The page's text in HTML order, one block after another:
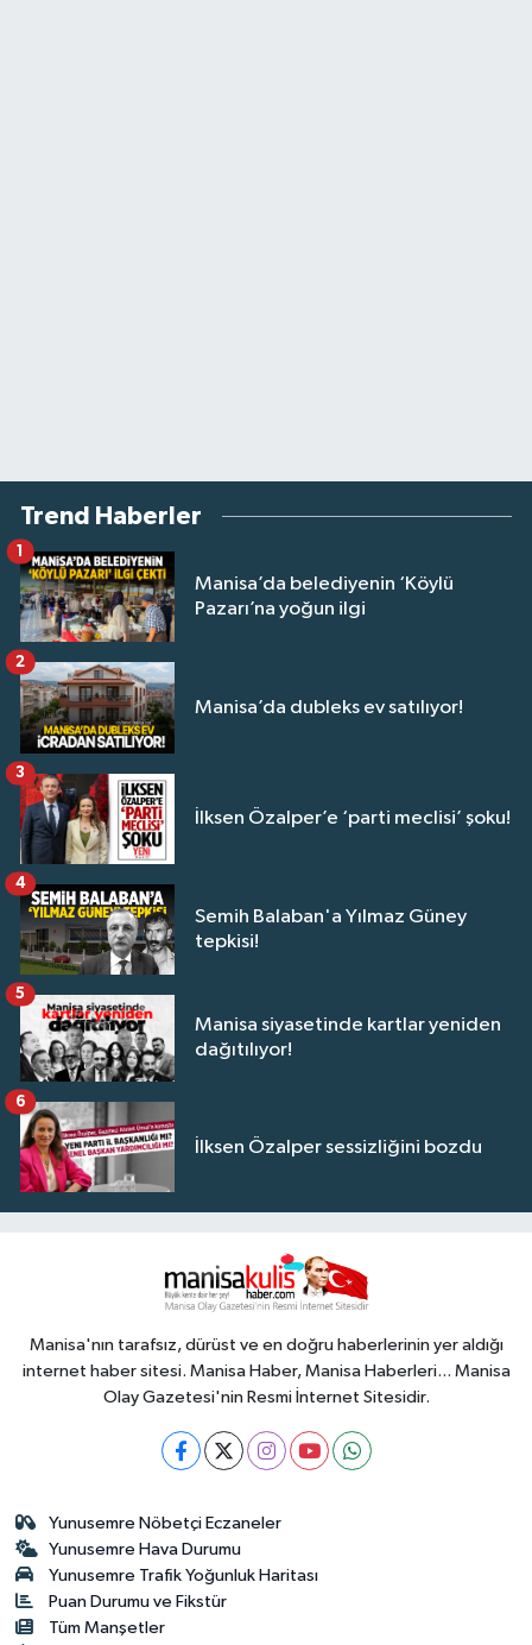
Trend Haberler
Manisa’da belediyenin ‘Köylü
Pazarı’na yoğun ilgi
1
Manisa’da dubleks ev satılıyor!
2
İlksen Özalper’e ‘parti meclisi’ şoku!
3
Semih Balaban'a Yılmaz Güney
tepkisi!
4
Manisa siyasetinde kartlar yeniden
dağıtılıyor!
5
İlksen Özalper sessizliğini bozdu
6
Manisa'nın tarafsız, dürüst ve en doğru haberlerinin yer aldığı
internet haber sitesi. Manisa Haber, Manisa Haberleri... Manisa
Olay Gazetesi'nin Resmi İnternet Sitesidir.
Yunusemre Nöbetçi Eczaneler
Yunusemre Hava Durumu
Yunusemre Trafik Yoğunluk Haritası
Puan Durumu ve Fikstür
Tüm Manşetler